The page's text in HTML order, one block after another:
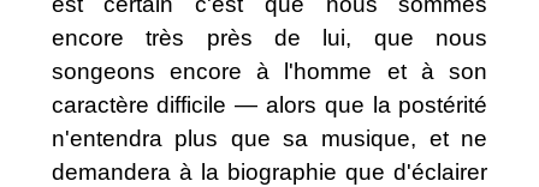
encore très près de lui, que nous
songeons encore à l'homme et à son
caractère difficile — alors que la postérité
n'entendra plus que sa musique, et ne
demandera à la biographie que d'éclairer